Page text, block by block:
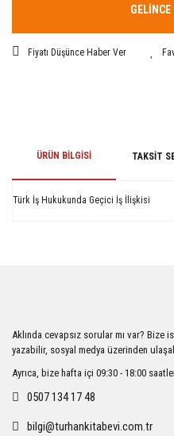
GELİNCE
Fiyatı Düşünce Haber Ver
ÜRÜN BILGISI TAKSIT
Türk İş Hukukunda Geçici İş İlişkisi
Ürün açıklamasında eksik
Ürün bilgilerinde hatalar
Ürün fiyatı diğer sitelerden daha
Aklında cevapsız sorular mı var? Bize
yazabilir, sosyal medya üzerinden
Ayrıca, bize hafta içi 09:30 - 18:00
0507 134 17 48
bilgi@turhankitabevi.com.tr